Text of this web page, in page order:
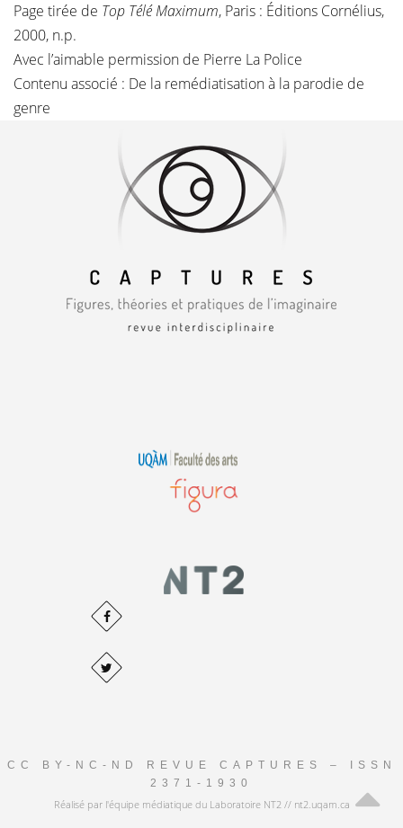
Page tirée de Top Télé Maximum, Paris : Éditions Cornélius,
2000, n.p.
Avec l’aimable permission de Pierre La Police
Contenu associé : De la remédiatisation à la parodie de
genre
CC BY-NC-ND REVUE CAPTURES – ISSN
2371-1930
Réalisé par l'équipe médiatique du Laboratoire NT2 // nt2.uqam.ca